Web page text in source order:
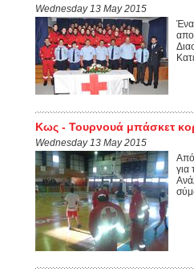
Wednesday 13 May 2015
Κως - Τουρνουά μπάσκετ
Wednesday 13 May 2015
Από
για